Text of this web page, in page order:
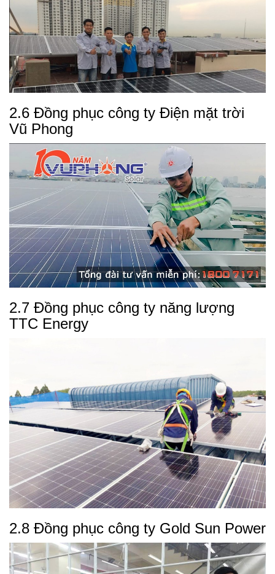
2.6 Đồng phục công ty Điện mặt trời
Vũ Phong
2.7 Đồng phục công ty năng lượng
TTC Energy
2.8 Đồng phục công ty Gold Sun Power